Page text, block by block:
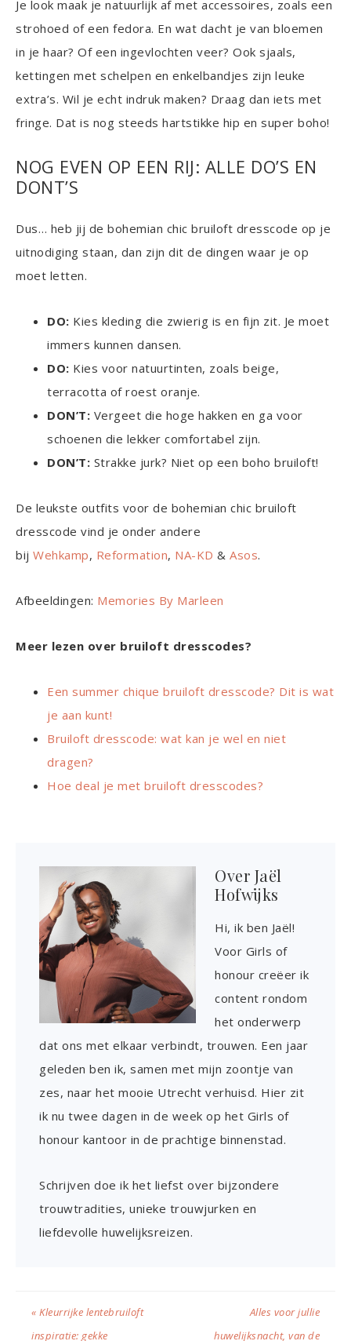
Je look maak je natuurlijk af met accessoires, zoals een
strohoed of een fedora. En wat dacht je van bloemen
in je haar? Of een ingevlochten veer? Ook sjaals,
kettingen met schelpen en enkelbandjes zijn leuke
extra’s. Wil je echt indruk maken? Draag dan iets met
fringe. Dat is nog steeds hartstikke hip en super boho!
NOG EVEN OP EEN RIJ: ALLE DO’S EN
DONT’S
Dus… heb jij de bohemian chic bruiloft dresscode op je
uitnodiging staan, dan zijn dit de dingen waar je op
moet letten.
DO: Kies kleding die zwierig is en fijn zit. Je moet
immers kunnen dansen.
DO: Kies voor natuurtinten, zoals beige,
terracotta of roest oranje.
DON’T: Vergeet die hoge hakken en ga voor
schoenen die lekker comfortabel zijn.
DON’T: Strakke jurk? Niet op een boho bruiloft!
De leukste outfits voor de bohemian chic bruiloft
dresscode vind je onder andere
bij Wehkamp, Reformation, NA-KD & Asos.
Afbeeldingen: Memories By Marleen
Meer lezen over bruiloft dresscodes?
Een summer chique bruiloft dresscode? Dit is wat
je aan kunt!
Bruiloft dresscode: wat kan je wel en niet
dragen?
Hoe deal je met bruiloft dresscodes?
Over Jaël
Hofwijks
Hi, ik ben Jaël!
Voor Girls of
honour creëer ik
content rondom
het onderwerp
dat ons met elkaar verbindt, trouwen. Een jaar
geleden ben ik, samen met mijn zoontje van
zes, naar het mooie Utrecht verhuisd. Hier zit
ik nu twee dagen in de week op het Girls of
honour kantoor in de prachtige binnenstad.
Schrijven doe ik het liefst over bijzondere
trouwtradities, unieke trouwjurken en
liefdevolle huwelijksreizen.
« Kleurrijke lentebruiloft
inspiratie: gekke
Alles voor jullie
huwelijksnacht, van de